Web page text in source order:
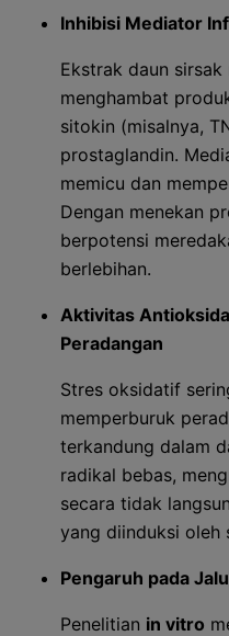
Inhibisi Mediator
Ekstrak daun sirsak
menghambat
sitokin (misalnya,
prostaglandin.
memicu dan
Dengan menekan
berpotensi
berlebihan.
Aktivitas
Peradangan
Stres oksidatif
memperburuk
terkandung dalam
radikal bebas,
secara tidak
yang diinduksi oleh
Pengaruh pada
Penelitian in vitro